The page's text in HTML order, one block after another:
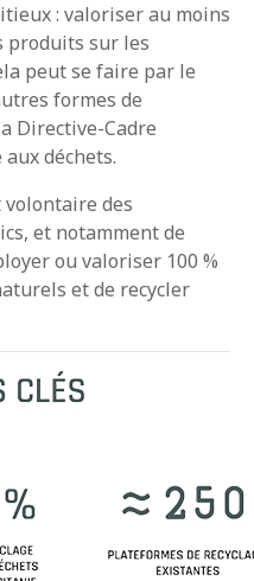
: valoriser au moins
produits sur les
peut se faire par le
formes de
Directive-Cadre
aux déchets.
volontaire des
et notamment de
ou valoriser 100 %
et de recycler